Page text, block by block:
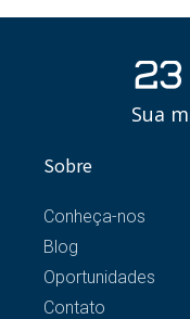
Sua
Sobre
Conheça-nos
Blog
Oportunidades
Contato